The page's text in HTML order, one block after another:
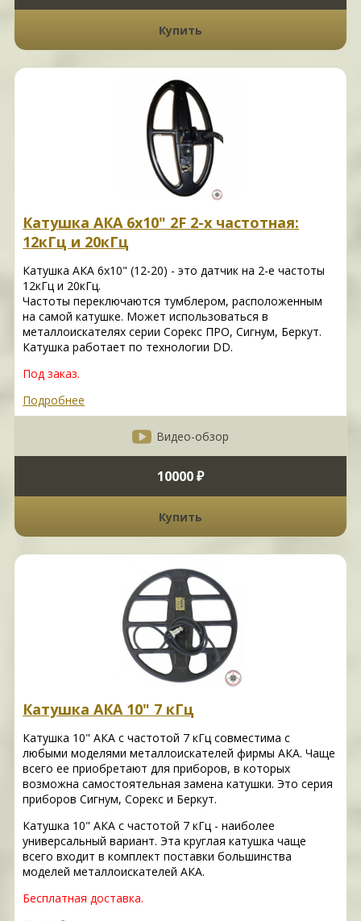
Купить
Катушка АКА 6х10" 2F 2-х частотная:
12кГц и 20кГц
Катушка АКА 6х10" (12-20) - это датчик на 2-е частоты
12кГц и 20кГц.
Частоты переключаются тумблером, расположенным
на самой катушке. Может использоваться в
металлоискателях серии Сорекс ПРО, Сигнум, Беркут.
Катушка работает по технологии DD.
Под заказ.
Подробнее
Видео-обзор
10000 ₽
Купить
Катушка АКА 10" 7 кГц
Катушка 10" АКА с частотой 7 кГц совместима с
любыми моделями металлоискателей фирмы АКА. Чаще
всего ее приобретают для приборов, в которых
возможна самостоятельная замена катушки. Это серия
приборов Сигнум, Сорекс и Беркут.
Катушка 10" АКА с частотой 7 кГц - наиболее
универсальный вариант. Эта круглая катушка чаще
всего входит в комплект поставки большинства
моделей металлоискателей АКА.
Бесплатная доставка.